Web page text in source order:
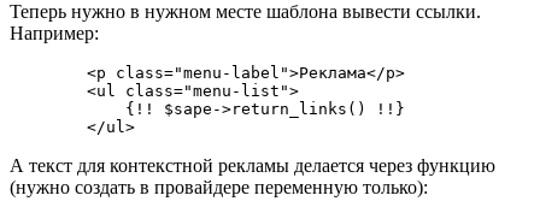
Теперь нужно в нужном месте шаблона вывести ссылки.
Например:
        <p class="menu-label">Реклама</p>
        <ul class="menu-list">
            {!! $sape->return_links() !!}
        </ul>
А текст для контекстной рекламы делается через функцию
(нужно создать в провайдере переменную только):